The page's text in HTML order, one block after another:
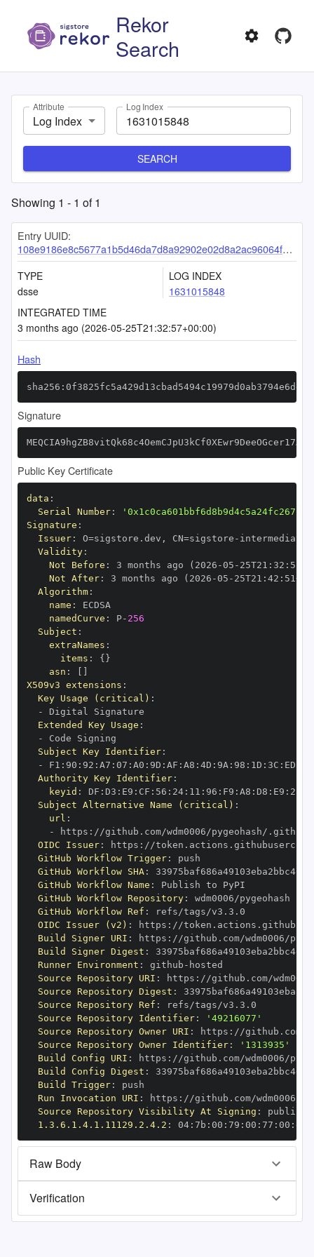
Rekor
Search
Attribute
Log Index
Log Index
SEARCH
Showing 1 - 1 of1
Entry UUID:
108e9186e8c5677a1b5d46da7d8a92902e02d8a2ac96064fb19d2a4e411489fb3f749ece4583ac33
TYPE
dsse
LOG INDEX
1631015848
INTEGRATED TIME
3 months ago (2026-05-25T21:32:57+00:00)
Hash
Signature
Public Key Certificate
data :
Serial Number:
Signature :
Issuer: O=sigstore.dev , CN=sigstore -
Validity:
Not Before : 3 months ago (2026 -05 - 25T21 : 32 :
Not After: 3 months ago (2026 -05 - 25T21 : 42 : 51+00
Algorithm:
name :
namedCurve : P- 256
Subject :
extraNames :
items : { }
asn :
X509v3 extensions :
Key Usage (critical) :
-
Extended Key Usage :
-
Subject Key Identifier:
-
F1 : 90 : 92 : A7 : 07 : A0 : 9D : AF : A8 : 4D : 9A : 98 : 1D : 3C : ED
Authority Key Identifier:
keyid : DF : D3 : E9 : CF : 56 : 24: 11 : 96 : F9 : A8 : D8 : E9 : 28
Subject Alternative Name (critical) :
url :
-
https : //github.com/wdm0006/pygeohash/
OIDC Issuer: https :
GitHub Workflow Trigger:
GitHub Workflow SHA:
GitHub Workflow Name :
GitHub Workflow Repository:
GitHub Workflow Ref :
OIDC Issuer (v2) : https :
Build Signer URI : https : //github.com/wdm0006/
Build Signer Digest :
Runner Environment : github -
Source Repository URI : https :
Source Repository Digest :
Source Repository Ref :
Source Repository Identifier:
'49216077'
Source Repository Owner URI : https :
Source Repository Owner Identifier:
'1313935'
Build Config URI : https : //github.com/wdm0006/
Build Config Digest :
Build Trigger:
Run Invocation URI : https :
Source Repository Visibility At Signing :
1.3.6.1.4.1.11129.2.4.2 : 04: 7b : 00 : 79 : 00 : 77 : 00 : dd
Raw Body
Verification